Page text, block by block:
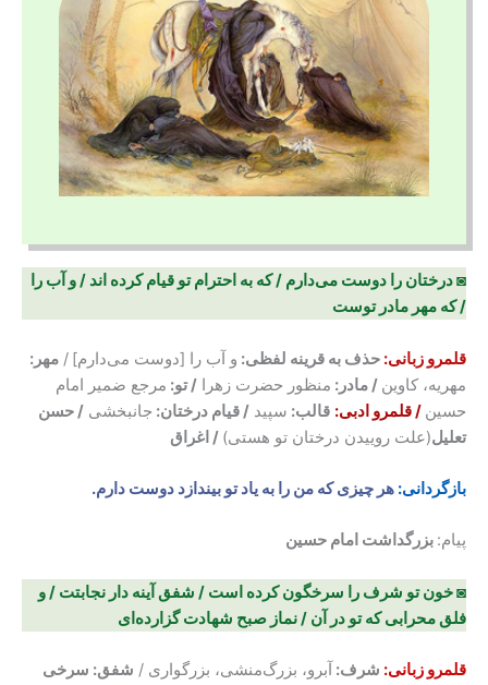
◙ درختان را دوست می‌دارم / که به احترام تو قیام کرده اند / و آب را
/ که مهر مادر توست
قلمرو زبانی: حذف به قرینه لفظی: و آب را [دوست می‌دارم] / مهر:
مهریه، کاوین / مادر: منظور حضرت زهرا / تو: مرجع ضمیر امام
حسین / قلمرو ادبی: قالب: سپید / قیام درختان: جانبخشی / حسن
تعلیل(علت روییدن درختان تو هستی) / اغراق
بازگردانی: هر چیزی که من را به یاد تو بیندازد دوست دارم.
پیام: بزرگداشت امام حسین
◙ خون تو شرف را سرخگون کرده است / شفق آینه دار نجابتت / و
فلق محرابی که تو در آن / نماز صبح شهادت گزارده‌ای
قلمرو زبانی: شرف: آبرو، بزرگ‌منشی، بزرگواری / شفق: سرخی